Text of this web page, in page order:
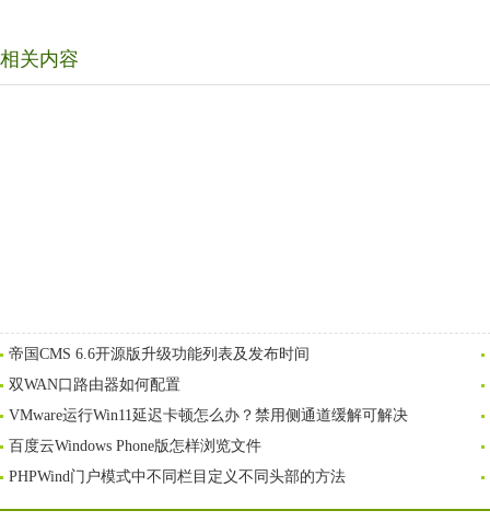
相关内容
帝国CMS 6.6开源版升级功能列表及发布时间
双WAN口路由器如何配置
VMware运行Win11延迟卡顿怎么办？禁用侧通道缓解可解决
百度云Windows Phone版怎样浏览文件
PHPWind门户模式中不同栏目定义不同头部的方法